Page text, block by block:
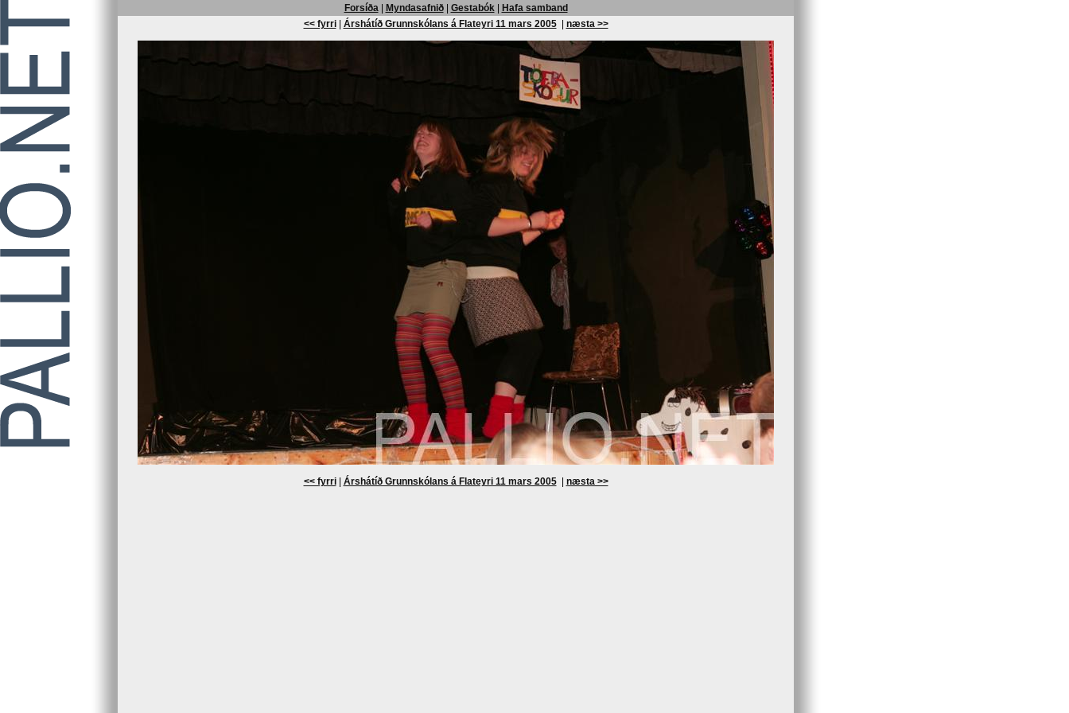
Forsíða| Myndasafnið| Gestabók|
Hafa samband
<< fyrri| Árshátíð Grunnskólans á Flateyri 11 mars 2005| næsta >>
<< fyrri| Árshátíð Grunnskólans á Flateyri 11 mars 2005| næsta >>